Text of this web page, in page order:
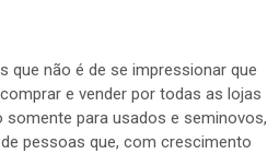
que não é de se impressionar que
e vender por todas as lojas
para usados e seminovos,
pessoas que, com crescimento